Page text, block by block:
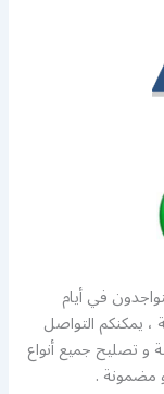
في أيام
الرسمية و على مدار 24 ساعة ، يمكنكم التواصل
و تصليح جميع أنواع
مضمونة .